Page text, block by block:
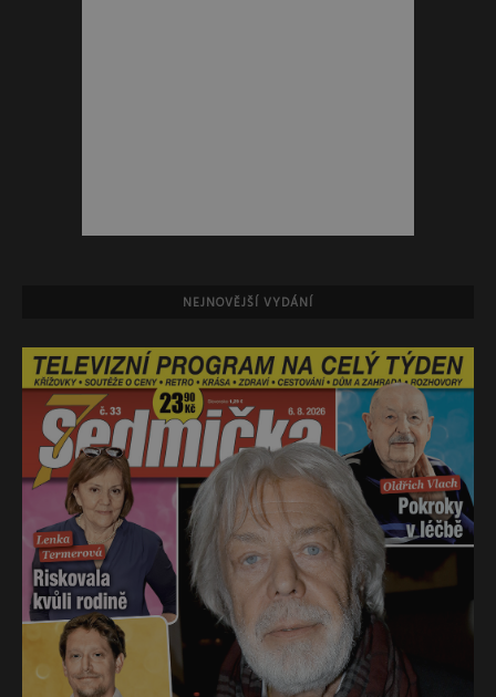
NEJNOVĚJŠÍ VYDÁNÍ